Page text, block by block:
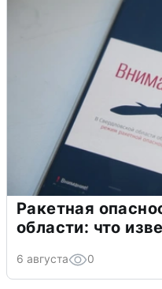
Ракетная
области: что
6 августа 0